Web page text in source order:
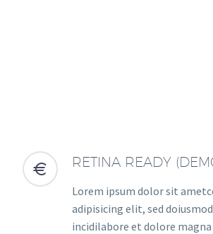

 RETINA READY
Lorem ipsum dolor sit
adipisicing elit, sed
incidilabore et dolore magna